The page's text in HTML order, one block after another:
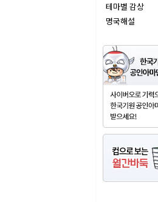
테마별 감상
명국해설